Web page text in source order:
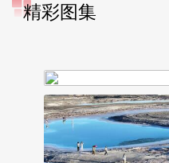
精彩图集